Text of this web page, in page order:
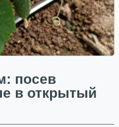
посев
в открытый